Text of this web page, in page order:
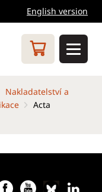
English version
Nakladatelství a
Acta